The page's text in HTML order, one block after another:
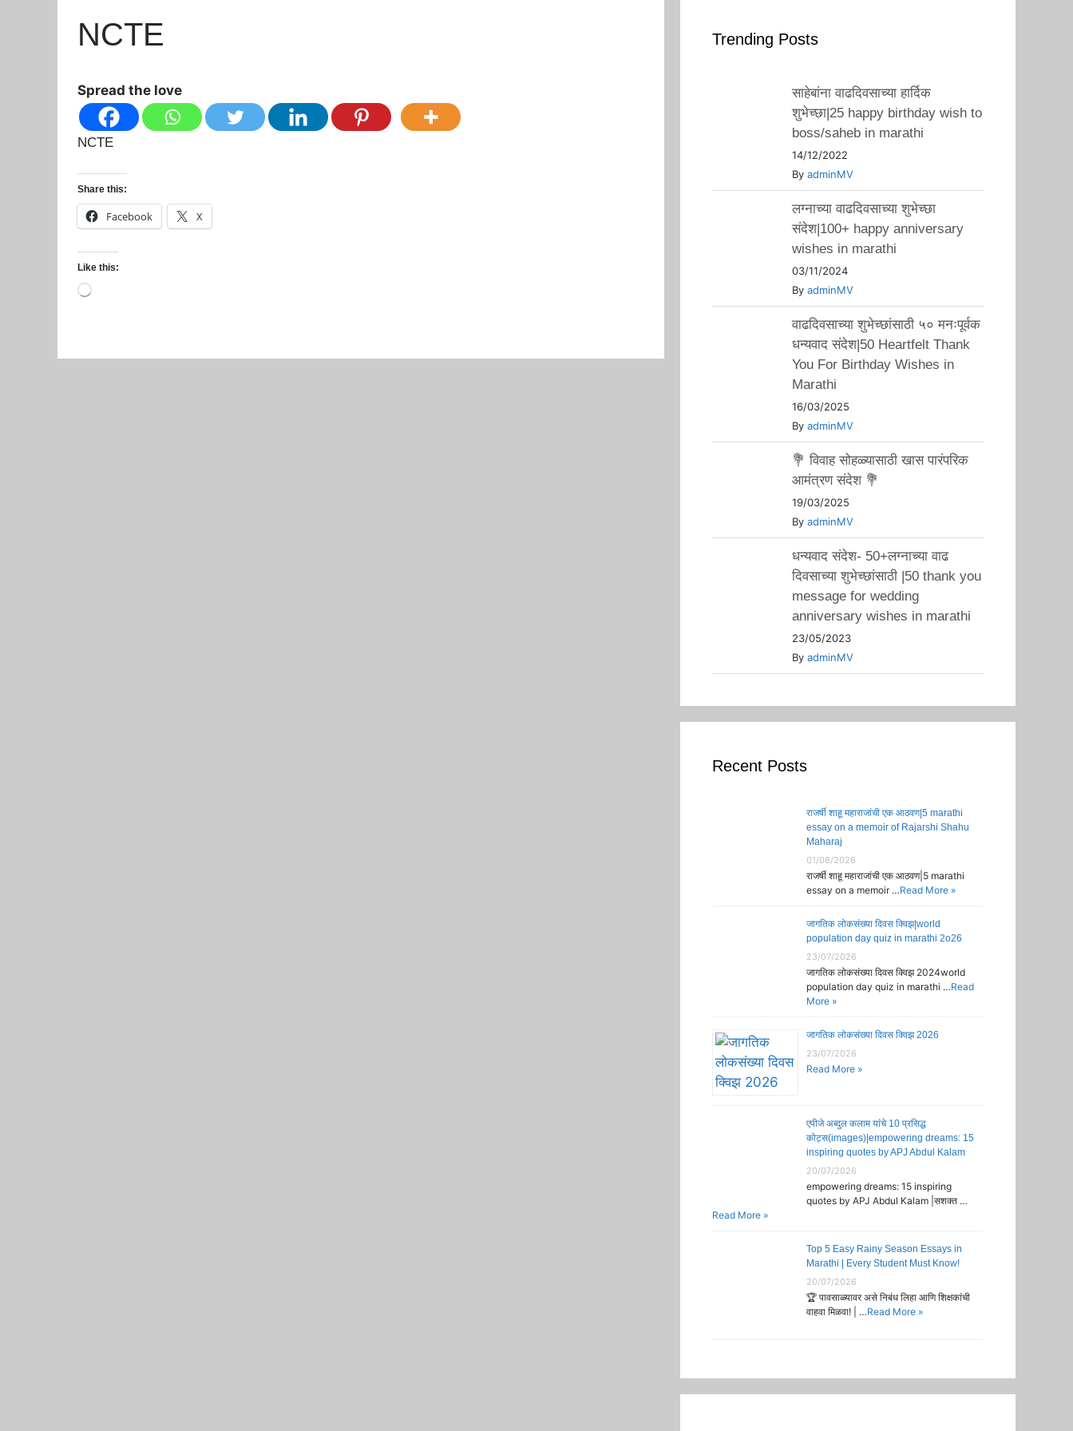
NCTE
Spread the love
NCTE
Share this:
Facebook X
Like this:
Loading…
Trending Posts
साहेबांना वाढदिवसाच्या हार्दिक
शुभेच्छा|25 happy birthday wish to
boss/saheb in marathi
14/12/2022
By adminMV
लग्नाच्या वाढदिवसाच्या शुभेच्छा
संदेश|100+ happy anniversary
wishes in marathi
03/11/2024
By adminMV
वाढदिवसाच्या शुभेच्छांसाठी ५० मनःपूर्वक
धन्यवाद संदेश|50 Heartfelt Thank
You For Birthday Wishes in
Marathi
16/03/2025
By adminMV
💐 विवाह सोहळ्यासाठी खास पारंपरिक
आमंत्रण संदेश 💐
19/03/2025
By adminMV
धन्यवाद संदेश- 50+लग्नाच्या वाढ
दिवसाच्या शुभेच्छांसाठी |50 thank you
message for wedding
anniversary wishes in marathi
23/05/2023
By adminMV
Recent Posts
राजर्षी शाहू महाराजांची एक आठवण|5 marathi
essay on a memoir of Rajarshi Shahu
Maharaj
01/08/2026
राजर्षी शाहू महाराजांची एक आठवण|5 marathi
essay on a memoir …Read More »
जागतिक लोकसंख्या दिवस क्विझ|world
population day quiz in marathi 2o26
23/07/2026
जागतिक लोकसंख्या दिवस क्विझ 2024world
population day quiz in marathi …Read
More »
जागतिक लोकसंख्या दिवस क्विझ 2026
23/07/2026
Read More »
एपीजे अब्दुल कलाम यांचे 10 प्रसिद्ध
कोट्स(images)|empowering dreams: 15
inspiring quotes by APJ Abdul Kalam
20/07/2026
empowering dreams: 15 inspiring
quotes by APJ Abdul Kalam |सशक्त …
Read More »
Top 5 Easy Rainy Season Essays in
Marathi | Every Student Must Know!
20/07/2026
🏆 पावसाळ्यावर असे निबंध लिहा आणि शिक्षकांची
वाहवा मिळवा! | …Read More »